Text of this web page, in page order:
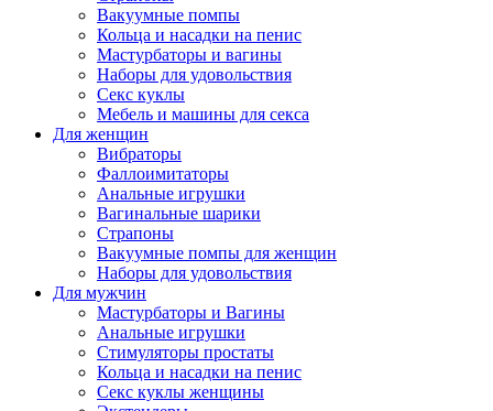
Вакуумные помпы
Кольца и насадки на пенис
Мастурбаторы и вагины
Наборы для удовольствия
Секс куклы
Мебель и машины для секса
Для женщин
Вибраторы
Фаллоимитаторы
Анальные игрушки
Вагинальные шарики
Страпоны
Вакуумные помпы для женщин
Наборы для удовольствия
Для мужчин
Мастурбаторы и Вагины
Анальные игрушки
Стимуляторы простаты
Кольца и насадки на пенис
Секс куклы женщины